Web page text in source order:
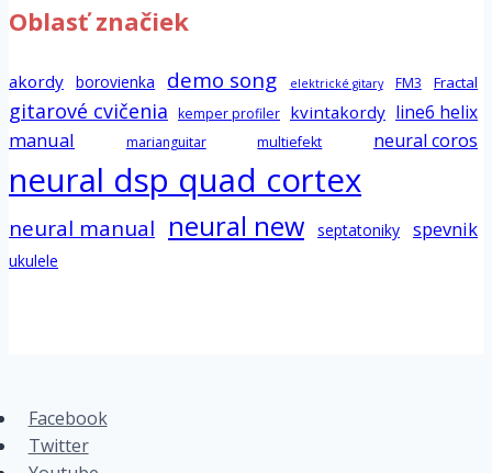
Oblasť značiek
akordy borovienka demo song elektrické gitary FM3 Fractal
gitarové cvičenia kemper profiler kvintakordy line6 helix
manual marianguitar multiefekt neural coros
neural dsp quad cortex
neural manual neural new septatoniky spevnik
ukulele
Facebook
Twitter